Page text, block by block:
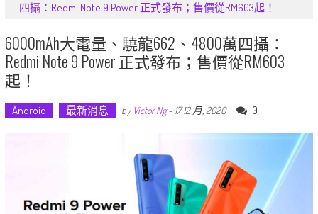
四攝：Redmi Note 9 Power 正式發布；售價從RM603起！
6000mAh大電量、驍龍662、4800萬四攝：
Redmi Note 9 Power 正式發布；售價從RM603
起！
Android 最新消息 by Victor Ng- 17 12 月, 2020 0